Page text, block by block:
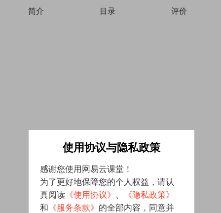
简介 目录 评价
使用协议与隐私政策
感谢您使用网易云课堂！
为了更好地保障您的个人权益，请认
真阅读 《使用协议》 、
《隐私政策》
和 《服务条款》 的全部内容，同意并